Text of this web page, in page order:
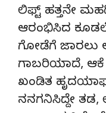
ಲಿಫ್ಟ್ ಹತ್ತನೇ
ಆರಂಭಿಸಿದ
ಗೋಡೆಗೆ ಜಾರಲು
ಗಾಬರಿಯಾದೆ, ಆಕೆ
ಖಂಡಿತ
ನನಗನಿಸಿದ್ದೇ